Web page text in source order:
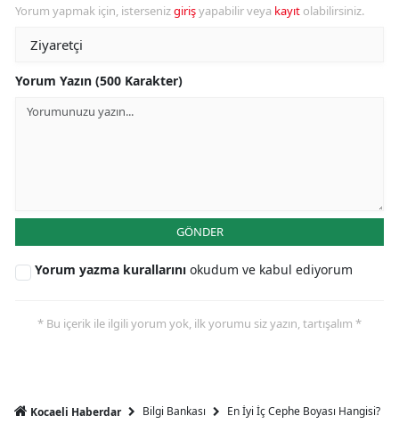
Yorum yapmak için, istersenizgirişyapabilir veya kayıt olabilirsiniz.
Yorum Yazın (500 Karakter)
GÖNDER
Yorum yazma kurallarını okudum ve kabul ediyorum
* Bu içerik ile ilgili yorum yok, ilk yorumu siz yazın, tartışalım *
Kocaeli Haberdar Bilgi Bankası En İyi İç Cephe Boyası Hangisi?